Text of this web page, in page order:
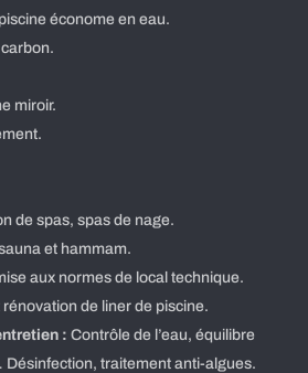
économe en eau.
miroir.
de spas, spas de nage.
et hammam.
aux normes de local technique.
de liner de piscine.
: Contrôle de l’eau, équilibre
Désinfection, traitement anti-algues.